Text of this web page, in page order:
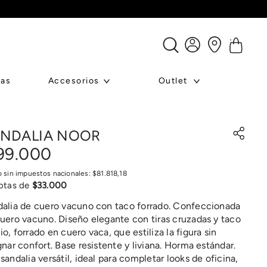
Accesorios Outlet
NOOR
.000
sin impuestos nacionales: $81.818,18
de $33.000
de cuero vacuno con taco forrado. Confeccionada
vacuno. Diseño elegante con tiras cruzadas y taco
forrado en cuero vaca, que estiliza la figura sin
confort. Base resistente y liviana. Horma estándar.
versátil, ideal para completar looks de oficina,